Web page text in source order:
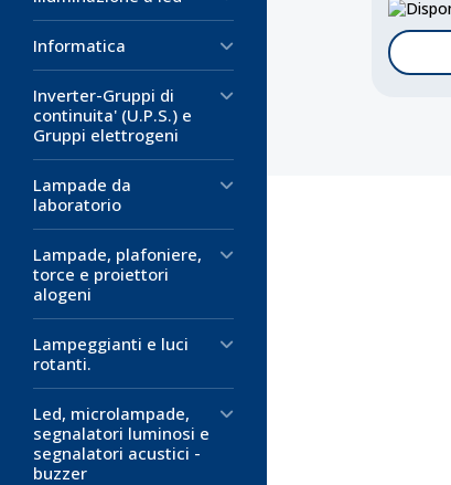
Informatica
Inverter-Gruppi di
continuita' (U.P.S.) e
Gruppi elettrogeni
Lampade da
laboratorio
Lampade, plafoniere,
torce e proiettori
alogeni
Lampeggianti e luci
rotanti.
Led, microlampade,
segnalatori luminosi e
segnalatori acustici -
buzzer